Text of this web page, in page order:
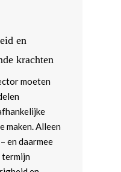
en
krachten
moeten
maken. Alleen
en daarmee
termijn